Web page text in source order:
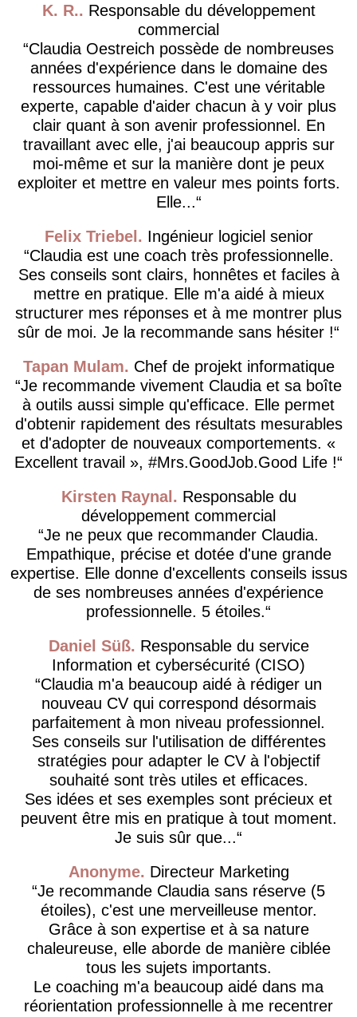
K. R.
Responsable du développement
commercial
Claudia Oestreich possède de nombreuses
années d'expérience dans le domaine des
ressources humaines. C'est une véritable
experte, capable d'aider chacun à y voir plus
clair quant à son avenir professionnel. En
travaillant avec elle, j'ai beaucoup appris sur
moi-même et sur la manière dont je peux
exploiter et mettre en valeur mes points forts.
Elle...
Felix Triebel
Ingénieur logiciel senior
Claudia est une coach très professionnelle.
Ses conseils sont clairs, honnêtes et faciles à
mettre en pratique. Elle m'a aidé à mieux
structurer mes réponses et à me montrer plus
sûr de moi. Je la recommande sans hésiter !
Tapan Mulam
Chef de projekt informatique
Je recommande vivement Claudia et sa boîte
à outils aussi simple qu'efficace. Elle permet
d'obtenir rapidement des résultats mesurables
et d'adopter de nouveaux comportements. «
Excellent travail », #Mrs.GoodJob.Good Life !
Kirsten Raynal
Responsable du
développement commercial
Je ne peux que recommander Claudia.
Empathique, précise et dotée d'une grande
expertise. Elle donne d'excellents conseils issus
de ses nombreuses années d'expérience
professionnelle. 5 étoiles.
Daniel Süß
Responsable du service
Information et cybersécurité (CISO)
Claudia m'a beaucoup aidé à rédiger un
nouveau CV qui correspond désormais
parfaitement à mon niveau professionnel.
Ses conseils sur l'utilisation de différentes
stratégies pour adapter le CV à l'objectif
souhaité sont très utiles et efficaces.
Ses idées et ses exemples sont précieux et
peuvent être mis en pratique à tout moment.
Je suis sûr que...
Anonyme
Directeur Marketing
Je recommande Claudia sans réserve (5
étoiles), c'est une merveilleuse mentor.
Grâce à son expertise et à sa nature
chaleureuse, elle aborde de manière ciblée
tous les sujets importants.
Le coaching m'a beaucoup aidé dans ma
réorientation professionnelle à me recentrer